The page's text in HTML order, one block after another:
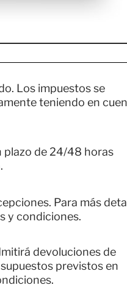
Los impuestos se
teniendo en
plazo de 24/48 horas
Para más
y condiciones.
devoluciones de
previstos en